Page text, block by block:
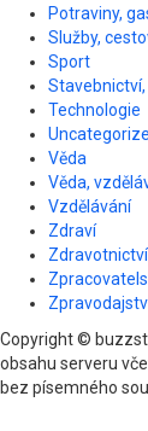
Potraviny,
Služby,
Sport
Technologie
Věda
Věda,
Vzdělávání
Zdraví
Zdravotnictví
Copyright ©
obsahu serveru
bez písemného